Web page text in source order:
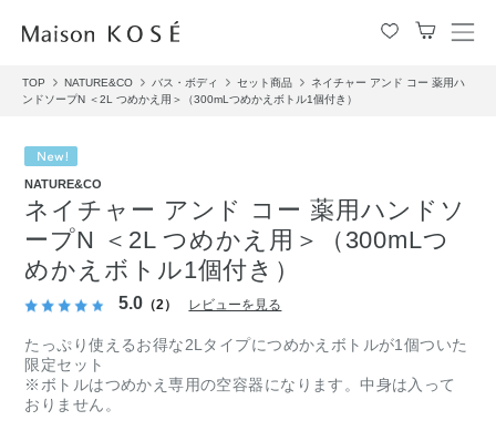
メ
ュ
TOP NATURE&CO バス・ボディ セット商品
ネイチャー アンド コー 薬用ハ
ンドソープN ＜2L つめかえ用＞（300mLつめかえボトル1個付き）
NATURE&CO
ネイチャー アンド コー 薬用ハンドソ
ープN ＜2L つめかえ用＞（300mLつ
めかえボトル1個付き）
5.0 （2） レビューを見る
たっぷり使えるお得な2Lタイプにつめかえボトルが1個ついた
限定セット
※ボトルはつめかえ専用の空容器になります。中身は入って
おりません。